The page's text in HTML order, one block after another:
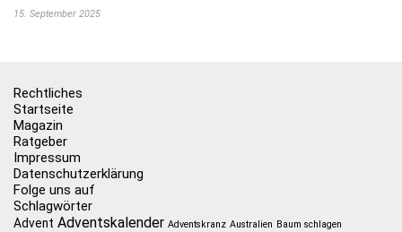
15. September 2025
Rechtliches
Startseite
Magazin
Ratgeber
Impressum
Datenschutzerklärung
Folge uns auf
Schlagwörter
Advent Adventskalender Adventskranz Australien Baum schlagen